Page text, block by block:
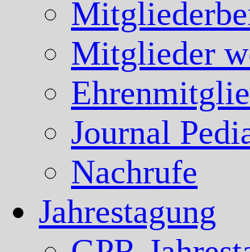
Mitglieder
Journal
Nachrufe
Jahrestagung